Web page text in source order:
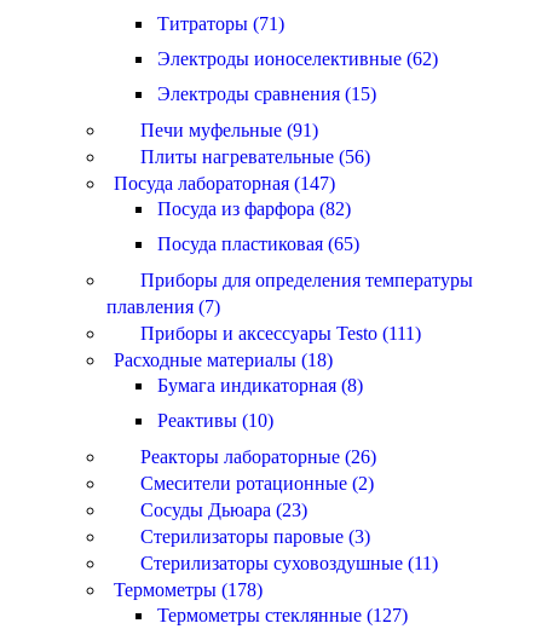
Титраторы (71)
Электроды ионоселективные (62)
Электроды сравнения (15)
Печи муфельные (91)
Плиты нагревательные (56)
Посуда лабораторная (147)
Посуда из фарфора (82)
Посуда пластиковая (65)
Приборы для определения температуры
плавления (7)
Приборы и аксессуары Testo (111)
Расходные материалы (18)
Бумага индикаторная (8)
Реактивы (10)
Реакторы лабораторные (26)
Смесители ротационные (2)
Сосуды Дьюара (23)
Стерилизаторы паровые (3)
Стерилизаторы суховоздушные (11)
Термометры (178)
Термометры стеклянные (127)